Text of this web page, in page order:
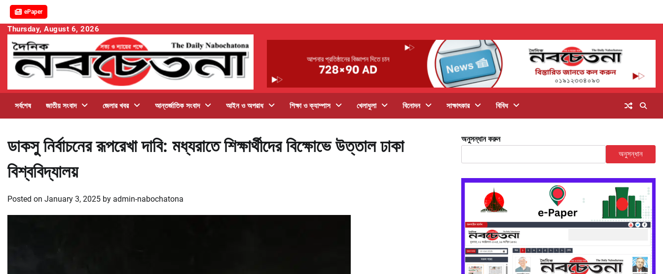
ePaper
Skip
content
Thursday, August 6, 2026
সর্বশেষ জাতীয় সংবাদ জেলার খবর আন্তর্জাতিক সংবাদ আইন ও অপরাধ শিক্ষা ও ক্যাম্পাস খেলাধুলা বিনোদন সাক্ষাৎকার বিবিধ
ডাকসু নির্বাচনের রূপরেখা দাবি: মধ্যরাতে শিক্ষার্থীদের বিক্ষোভে উত্তাল ঢাকা
বিশ্ববিদ্যালয়
Posted on January 3, 2025 by admin-nabochatona
অনুসন্ধান করুন
অনুসন্ধান